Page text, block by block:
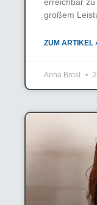
großem
ZUM ARTIKEL
Anna Brost